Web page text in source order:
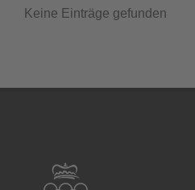
Keine Einträge gefunden